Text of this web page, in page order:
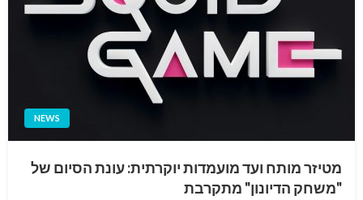
NEWS
מטיזר מותח ועד מועמדות יוקרתית: עונת הסיום של
"משחק הדיונון" מתקרבת